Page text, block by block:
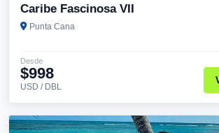
Caribe Fascinosa VII
Punta Cana
Desde
$998
USD / DBL